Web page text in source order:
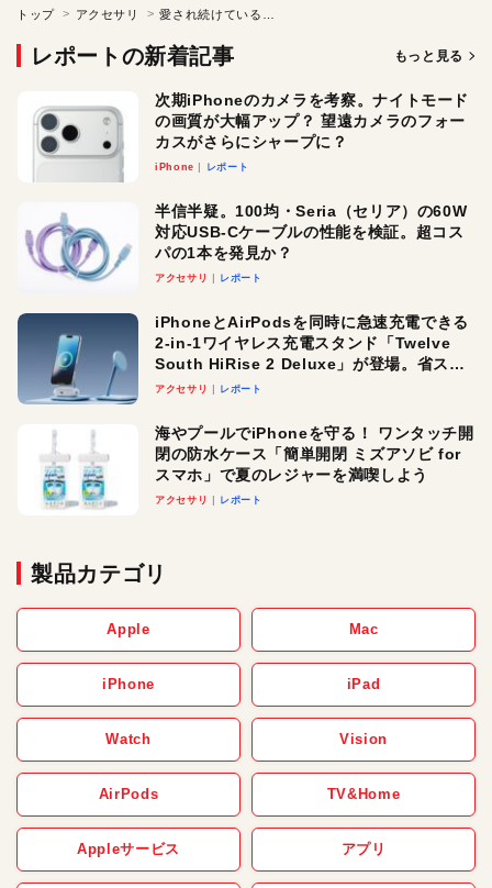
トップ アクセサリ
レポートの新着記事 もっと見る
次期iPhoneのカメラを考察。ナイトモード
の画質が大幅アップ？ 望遠カメラのフォー
カスがさらにシャープに？
iPhone レポート
半信半疑。100均・Seria（セリア）の60W
対応USB-Cケーブルの性能を検証。超コス
パの1本を発見か？
アクセサリ レポート
iPhoneとAirPodsを同時に急速充電できる
2-in-1ワイヤレス充電スタンド「Twelve
South HiRise 2 Deluxe」が登場。省スペ
ースでおしゃれに充電したい人にオスス
アクセサリ レポート
海やプールでiPhoneを守る！ ワンタッチ開
閉の防水ケース「簡単開閉 ミズアソビ for
スマホ」で夏のレジャーを満喫しよう
アクセサリ レポート
製品カテゴリ
Apple Mac
iPhone iPad
Watch Vision
AirPods TV&Home
Appleサービス アプリ